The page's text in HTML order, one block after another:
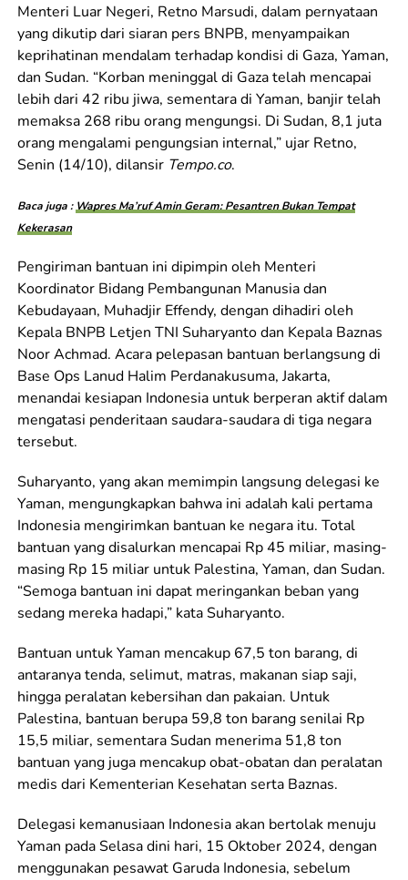
Menteri Luar Negeri, Retno Marsudi, dalam pernyataan
yang dikutip dari siaran pers BNPB, menyampaikan
keprihatinan mendalam terhadap kondisi di Gaza, Yaman,
dan Sudan. “Korban meninggal di Gaza telah mencapai
lebih dari 42 ribu jiwa, sementara di Yaman, banjir telah
memaksa 268 ribu orang mengungsi. Di Sudan, 8,1 juta
orang mengalami pengungsian internal,” ujar Retno,
Senin (14/10), dilansir Tempo.co.
Baca juga : Wapres Ma’ruf Amin Geram: Pesantren Bukan Tempat
Kekerasan
Pengiriman bantuan ini dipimpin oleh Menteri
Koordinator Bidang Pembangunan Manusia dan
Kebudayaan, Muhadjir Effendy, dengan dihadiri oleh
Kepala BNPB Letjen TNI Suharyanto dan Kepala Baznas
Noor Achmad. Acara pelepasan bantuan berlangsung di
Base Ops Lanud Halim Perdanakusuma, Jakarta,
menandai kesiapan Indonesia untuk berperan aktif dalam
mengatasi penderitaan saudara-saudara di tiga negara
tersebut.
Suharyanto, yang akan memimpin langsung delegasi ke
Yaman, mengungkapkan bahwa ini adalah kali pertama
Indonesia mengirimkan bantuan ke negara itu. Total
bantuan yang disalurkan mencapai Rp 45 miliar, masing-
masing Rp 15 miliar untuk Palestina, Yaman, dan Sudan.
“Semoga bantuan ini dapat meringankan beban yang
sedang mereka hadapi,” kata Suharyanto.
Bantuan untuk Yaman mencakup 67,5 ton barang, di
antaranya tenda, selimut, matras, makanan siap saji,
hingga peralatan kebersihan dan pakaian. Untuk
Palestina, bantuan berupa 59,8 ton barang senilai Rp
15,5 miliar, sementara Sudan menerima 51,8 ton
bantuan yang juga mencakup obat-obatan dan peralatan
medis dari Kementerian Kesehatan serta Baznas.
Delegasi kemanusiaan Indonesia akan bertolak menuju
Yaman pada Selasa dini hari, 15 Oktober 2024, dengan
menggunakan pesawat Garuda Indonesia, sebelum